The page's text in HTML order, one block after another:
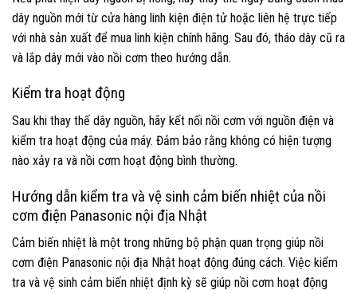
dây nguồn mới từ cửa hàng linh kiện điện tử hoặc liên hệ trực tiếp
với nhà sản xuất để mua linh kiện chính hãng. Sau đó, tháo dây cũ ra
và lắp dây mới vào nồi cơm theo hướng dẫn.
Kiểm tra hoạt động
Sau khi thay thế dây nguồn, hãy kết nối nồi cơm với nguồn điện và
kiểm tra hoạt động của máy. Đảm bảo rằng không có hiện tượng
nào xảy ra và nồi cơm hoạt động bình thường.
Hướng dẫn kiểm tra và vệ sinh cảm biến nhiệt của nồi
cơm điện Panasonic nội địa Nhật
Cảm biến nhiệt là một trong những bộ phận quan trọng giúp nồi
cơm điện Panasonic nội địa Nhật hoạt động đúng cách. Việc kiểm
tra và vệ sinh cảm biến nhiệt định kỳ sẽ giúp nồi cơm hoạt động